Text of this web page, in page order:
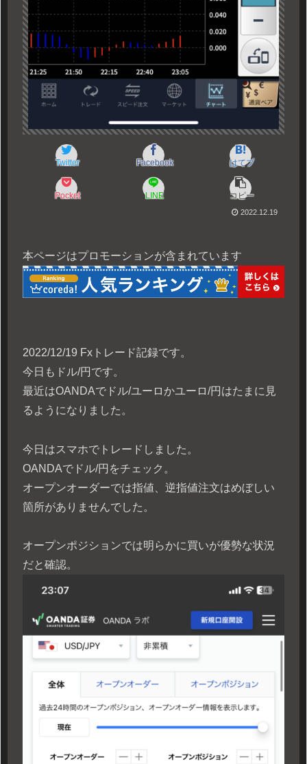
Twitter Facebook はてブ
Pocket LINE コピー
2022.12.19
本ページはプロモーションが含まれています
2022/12/19 Fxトレード記録です。
今日もドル/円です。
最近はOANDAでドル/ユーロかユーロ/円はたまに見
るようになりました。
今日はスマホでトレードしました。
OANDAでドル/円をチェック。
オープンオーダーでは指値、逆指値注文はめぼしい
箇所がありませんでした。
オープンポジションでは明らかに買いが優勢な状況
だと確認。